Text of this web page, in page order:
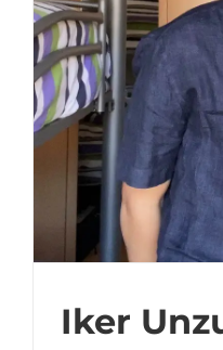
Iker